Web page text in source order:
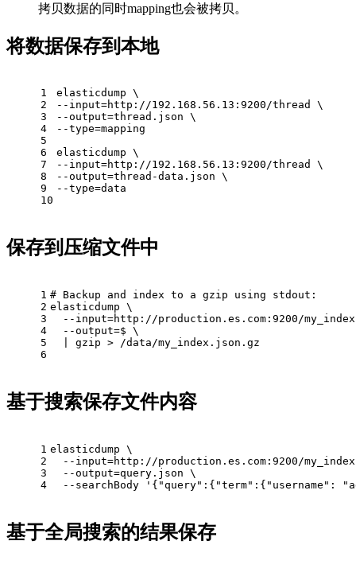
拷贝数据的同时mapping也会被拷贝。
将数据保存到本地
1
2
3
4
5
6
7
8
9
10
elasticdump \
--input=http://192.168.56.13:9200/thread \
--output=thread.json \
--type=mapping
elasticdump \
--input=http://192.168.56.13:9200/thread \
--output=thread-data.json \
--type=data
保存到压缩文件中
1
2
3
4
5
6
# Backup and index to a gzip using stdout:
elasticdump \
--input=http://production.es.com:9200/
  --output=$ \
  | gzip > /data/my_index.json.gz
基于搜索保存文件内容
1
2
3
4
elasticdump \
--input=http://production.es.com:9200/
  --output=query.json \
--searchBody '{"query":{"term":{"username":
基于全局搜索的结果保存